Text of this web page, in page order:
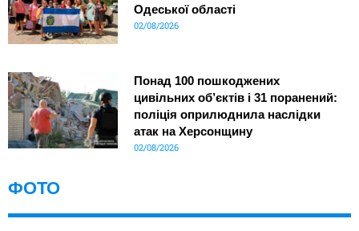
Одеської області
02/08/2026
Понад 100 пошкоджених
цивільних об’єктів і 31 поранений:
поліція оприлюднила наслідки
атак на Херсонщину
02/08/2026
ФОТО